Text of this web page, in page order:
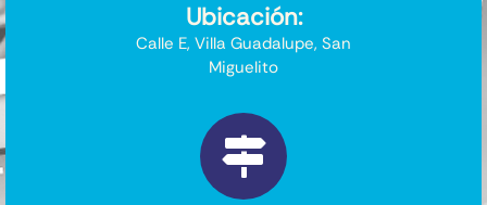
Ubicación:
Calle E, Villa Guadalupe, San
Miguelito